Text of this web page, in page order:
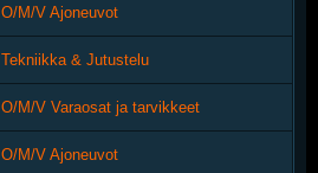
O/M/V Ajoneuvot
Tekniikka & Jutustelu
O/M/V Varaosat ja tarvikkeet
O/M/V Ajoneuvot